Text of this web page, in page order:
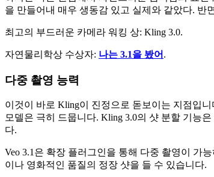
을 만들어내 매우 생동감 있고 실제와 같았다. 반
최고의 부드러운 카메라 워킹 상: Kling 3.0.
자연물리학상 수상자: 나는 3.1을 봤어 .
다중 촬영 능력
이것이 바로 Kling이 진정으로 돋보이는 지점입
모델은 극히 드뭅니다. Kling 3.0의 샷 분할 기능
다.
Veo 3.1은 확장 플러그인을 통해 다중 촬영이 가
이나 영화적인 품질의 정장 샷을 들 수 있습니다.